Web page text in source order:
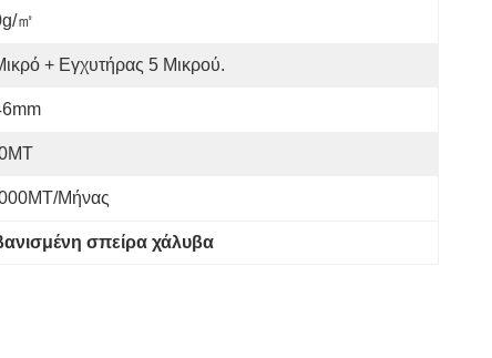
㎡
+ Εγχυτήρας 5 Μικρού.
μήνας
σπείρα χάλυβα